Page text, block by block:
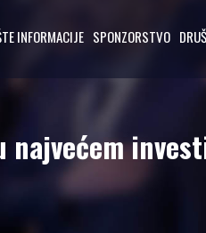
INFORMACIJE SPONZORSTVO
najvećem